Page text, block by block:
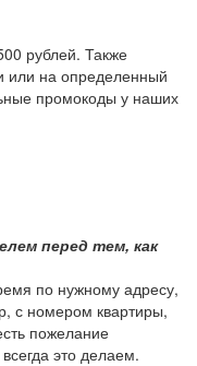
рублей. Также
или на определенный
промокоды у наших
перед тем, как
по нужному адресу,
с номером квартиры,
пожелание
это делаем.